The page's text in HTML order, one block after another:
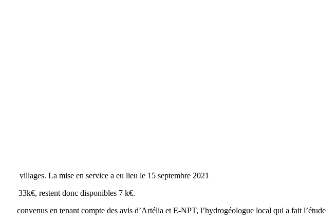
La mise en service a eu lieu le 15 septembre 2021
restent donc disponibles 7 k€.
en tenant compte des avis d’Artélia et E-NPT, l’hydrogéologue local qui a fait l’étude